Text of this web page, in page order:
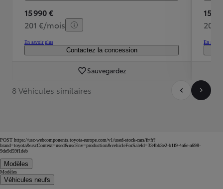
15 990 €
201 €/mois
En savoir plus
Contactez la concession
Sauvegardez
15
208
En
8 Véhicules similaires
POST https://usc-webcomponents.toyota-europe.com/v1/used-stock-cars/fr/fr?
brand=toyota&uscContext=used&uscEnv=production&vehicleForSaleId=334bb3e2-b1f9-4a6e-a698-
9de9d59f1deb
Modèles
Modèles
Véhicules neufs